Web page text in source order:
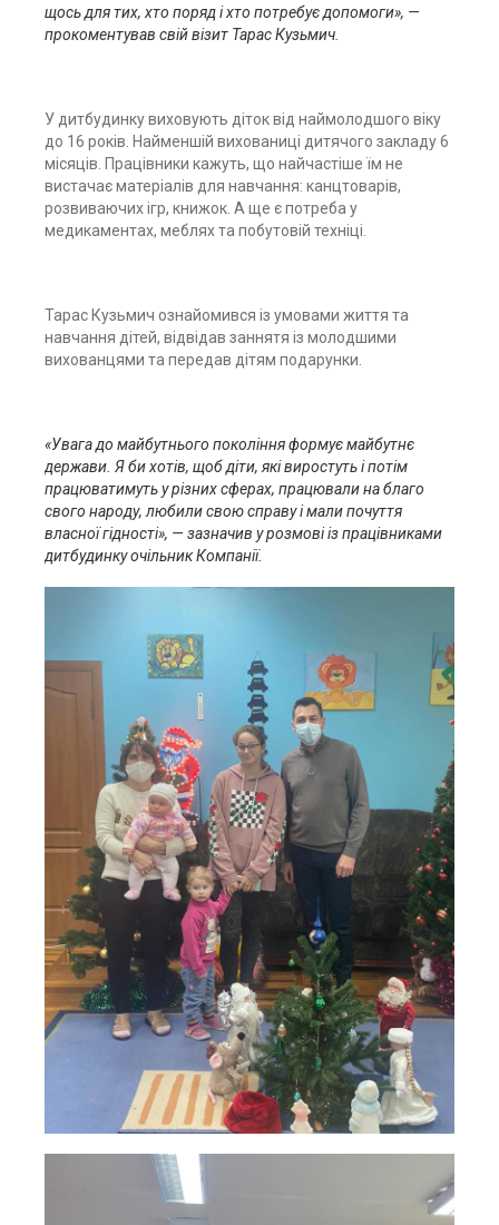
щось для тих, хто поряд і хто потребує допомоги», —
прокоментував свій візит Тарас Кузьмич.
У дитбудинку виховують діток від наймолодшого віку
до 16 років. Найменшій вихованиці дитячого закладу 6
місяців. Працівники кажуть, що найчастіше їм не
вистачає матеріалів для навчання: канцтоварів,
розвиваючих ігр, книжок. А ще є потреба у
медикаментах, меблях та побутовій техніці.
Тарас Кузьмич ознайомився із умовами життя та
навчання дітей, відвідав заннятя із молодшими
вихованцями та передав дітям подарунки.
«Увага до майбутнього покоління формує майбутнє
держави. Я би хотів, щоб діти, які виростуть і потім
працюватимуть у різних сферах, працювали на благо
свого народу, любили свою справу і мали почуття
власної гідності», — зазначив у розмові із працівниками
дитбудинку очільник Компанії.